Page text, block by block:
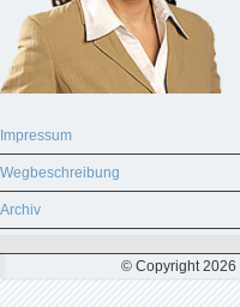
Impressum
Wegbeschreibung
Archiv
© Copyright 2026